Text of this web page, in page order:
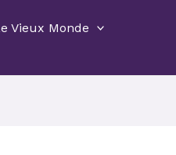
Vieux Monde